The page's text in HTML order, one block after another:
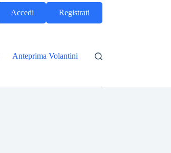
Accedi Registrati
Anteprima Volantini